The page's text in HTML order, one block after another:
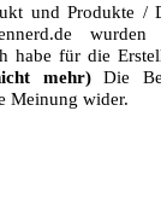
und Produkte /
habe für die
mehr)Die
Meinung wider.